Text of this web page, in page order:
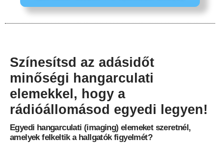
Színesítsd az adásidőt
minőségi hangarculati
elemekkel, hogy a
rádióállomásod egyedi legyen!
Egyedi hangarculati (imaging) elemeket szeretnél,
amelyek felkeltik a hallgatók figyelmét?